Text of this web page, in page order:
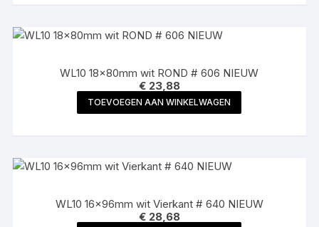
WL10 18x80mm wit ROND # 606 NIEUW
€23,88
TOEVOEGEN AAN WINKELWAGEN
WL10 16x96mm wit Vierkant # 640 NIEUW
€28,68